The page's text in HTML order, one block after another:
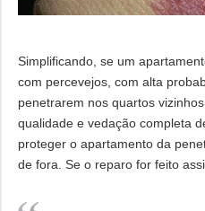
Simplificando, se um
com percevejos, com alta
penetrarem nos quartos
qualidade e vedação completa
proteger o apartamento da
de fora. Se o reparo for feito